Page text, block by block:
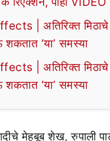
| अतिरिक्त
शकतात ‘या’ समस्या
| अतिरिक्त
शकतात ‘या’ समस्या
मेहबूब शेख, रुपाली